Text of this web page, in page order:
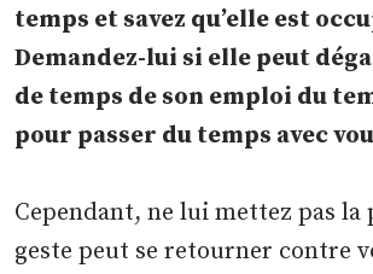
temps et savez qu’elle est
Demandez-lui si elle peut
de temps de son emploi du
pour passer du temps avec
Cependant, ne lui mettez pas la
geste peut se retourner contre